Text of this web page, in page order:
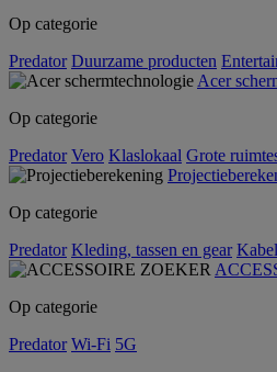
Op categorie
Predator Duurzame producten
Acer
Op categorie
Predator Vero Klaslokaal Grote
Op categorie
Predator Kleding, tassen en gear
Op categorie
Predator Wi-Fi 5G